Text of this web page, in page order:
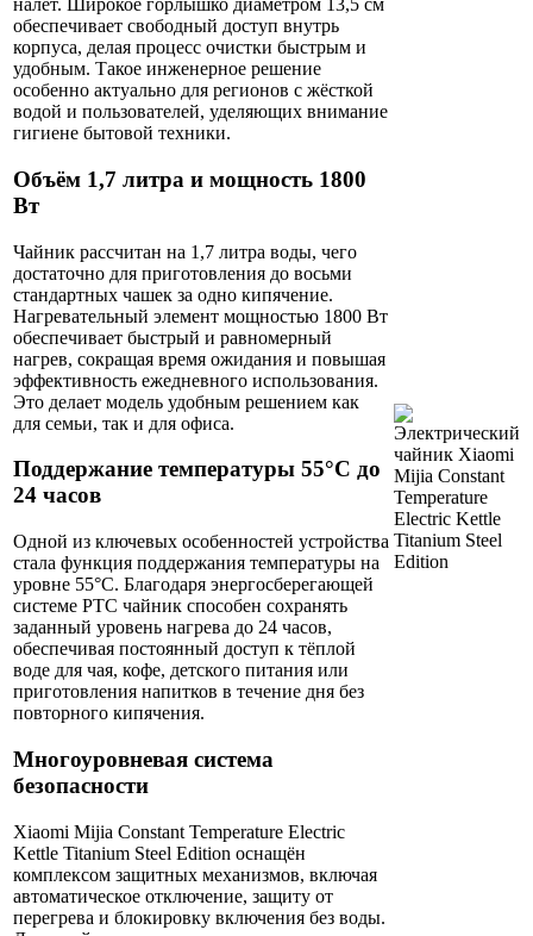
налёт. Широкое горлышко диаметром 13,5 см
обеспечивает свободный доступ внутрь
корпуса, делая процесс очистки быстрым и
удобным. Такое инженерное решение
особенно актуально для регионов с жёсткой
водой и пользователей, уделяющих внимание
гигиене бытовой техники.
Объём 1,7 литра и мощность 1800
Вт
Чайник рассчитан на 1,7 литра воды, чего
достаточно для приготовления до восьми
стандартных чашек за одно кипячение.
Нагревательный элемент мощностью 1800 Вт
обеспечивает быстрый и равномерный
нагрев, сокращая время ожидания и повышая
эффективность ежедневного использования.
Это делает модель удобным решением как
для семьи, так и для офиса.
Поддержание температуры 55°C до
24 часов
Одной из ключевых особенностей устройства
стала функция поддержания температуры на
уровне 55°C. Благодаря энергосберегающей
системе PTC чайник способен сохранять
заданный уровень нагрева до 24 часов,
обеспечивая постоянный доступ к тёплой
воде для чая, кофе, детского питания или
приготовления напитков в течение дня без
повторного кипячения.
Многоуровневая система
безопасности
Xiaomi Mijia Constant Temperature Electric
Kettle Titanium Steel Edition оснащён
комплексом защитных механизмов, включая
автоматическое отключение, защиту от
перегрева и блокировку включения без воды.